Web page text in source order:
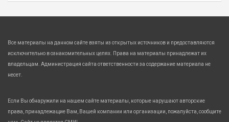
Все материалы на данном сайте взяты из открытых источников и предоставляются
исключительно в ознакомительных целях. Права на материалы принадлежат их
владельцам. Администрация сайта ответственности за содержание материала не
несет.
Если Вы обнаружили на нашем сайте материалы, которые нарушают авторские
права, принадлежащие Вам, Вашей компании или организации, пожалуйста, сообщите